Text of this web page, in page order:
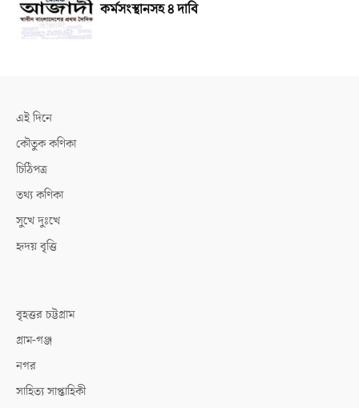
কর্মসংস্থানসহ ৪ দাবি
এই দিনে
কৌতুক কণিকা
চিঠিপত্র
তথ্য কণিকা
সুখে দুঃখে
হৃদয় বৃত্তি
বৃহত্তর চট্টগ্রাম
গ্রাম-গঞ্জ
নগর
সাহিত্য সাপ্তাহিকী